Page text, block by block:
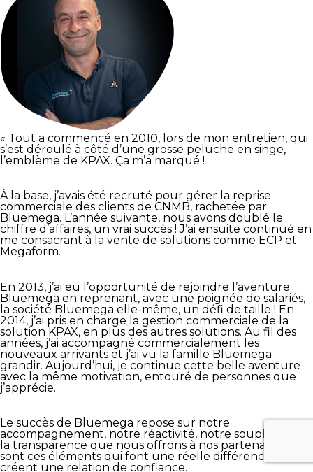
« Tout a commencé en 2010, lors de mon entretien, qui
s’est déroulé à côté d’une grosse peluche en singe,
l’emblème de KPAX. Ça m’a marqué !
À la base, j’avais été recruté pour gérer la reprise
commerciale des clients de CNMB, rachetée par
Bluemega. L’année suivante, nous avons doublé le
chiffre d’affaires, un vrai succès ! J’ai ensuite continué en
me consacrant à la vente de solutions comme ECP et
Megaform.
En 2013, j’ai eu l’opportunité de rejoindre l’aventure
Bluemega en reprenant, avec une poignée de salariés,
la société Bluemega elle-même, un défi de taille ! En
2014, j’ai pris en charge la gestion commerciale de la
solution KPAX, en plus des autres solutions. Au fil des
années, j’ai accompagné commercialement les
nouveaux arrivants et j’ai vu la famille Bluemega
grandir. Aujourd’hui, je continue cette belle aventure
avec la même motivation, entouré de personnes que
j’apprécie.
Le succès de Bluemega repose sur notre
accompagnement, notre réactivité, notre souplesse et
la transparence que nous offrons à nos partenaires. Ce
sont ces éléments qui font une réelle différence et
créent une relation de confiance.